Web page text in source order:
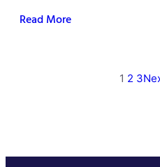
Read More
1 2 3